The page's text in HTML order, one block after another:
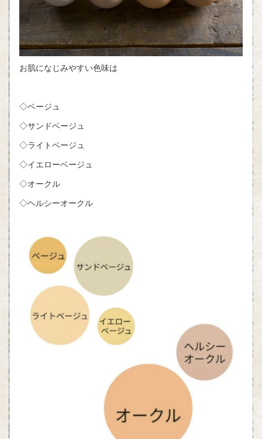
お肌になじみやすい色味は
◇ベージュ
◇サンドベージュ
◇ライトベージュ
◇イエローベージュ
◇オークル
◇ヘルシーオークル